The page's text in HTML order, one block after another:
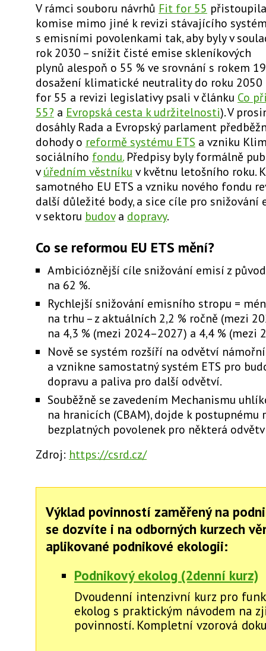
V rámci souboru návrhů Fit for 55
komise mimo jiné k revizi stávajícího
s emisními povolenkami tak, aby byly v
rok 2030 –⁠ snížit čisté emise skleníkových
plynů alespoň o 55 % ve srovnání s rokem
dosažení klimatické neutrality do roku 2050
for 55 a revizi legislativy psali v článku Co
55? a Evropská cesta k udržitelnosti). V
dosáhly Rada a Evropský parlament
dohody o reformě systému ETS a vzniku
sociálního fondu.Předpisy byly formálně
vúředním věstníku v květnu letošního roku.
samotného EU ETS a vzniku nového fondu
další důležité body, a sice cíle pro snižování
v sektoru budova dopravy.
Co se reformou EU ETS mění?
Ambicióznější cíle snižování emisí z
na 62 %.
Rychlejší snižování emisního stropu =
na trhu –⁠ z aktuálních 2,2 % ročně (mezi
na 4,3 % (mezi 2024–⁠2027) a 4,4 % (mezi
Nově se systém rozšíří na odvětví
a vznikne samostatný systém ETS pro
dopravu a paliva pro další odvětví.
Souběžně se zavedením Mechanismu
na hranicích (CBAM), dojde k postupnému
bezplatných povolenek pro některá
Zdroj: https://csrd.cz/
Výklad povinností zaměřený na
se dozvíte i na odborných kurzech
aplikované podnikové ekologii:
Podnikový ekolog (2denní kurz)
Dvoudenní intenzivní kurz pro
ekolog s praktickým návodem na
povinností. Kompletní vzorová